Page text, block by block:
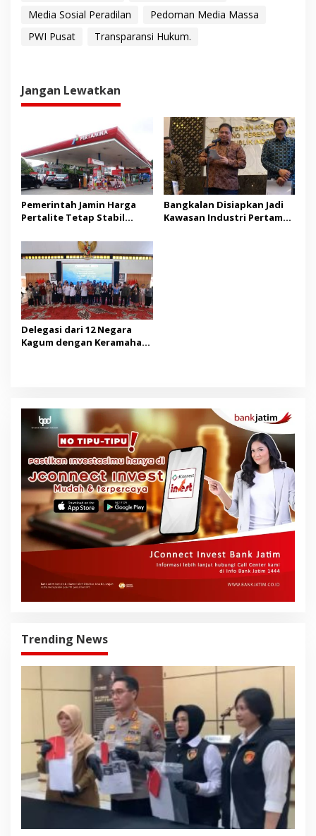
Media Sosial Peradilan
Pedoman Media Massa
PWI Pusat
Transparansi Hukum.
Jangan Lewatkan
Pemerintah Jamin Harga
Pertalite Tetap Stabil
Bangkalan Disiapkan Jadi
Kawasan Industri Pertama
Delegasi dari 12 Negara
Kagum dengan Keramahan
Trending News